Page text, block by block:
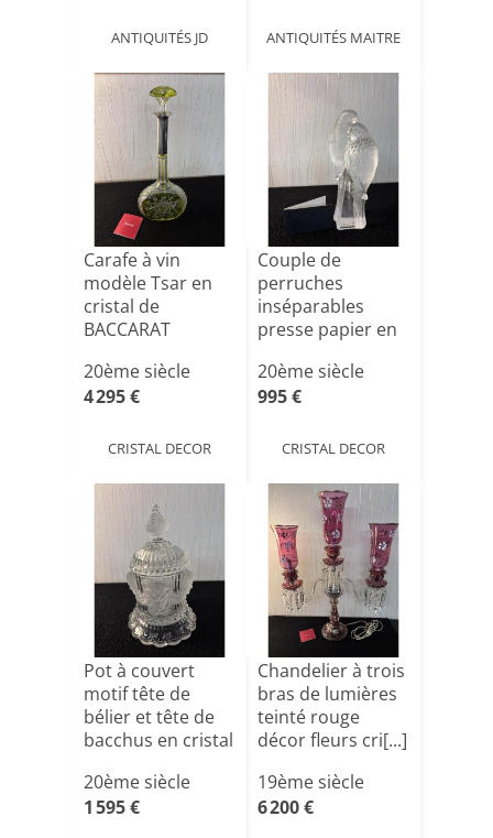
ANTIQUITÉS JD ANTIQUITÉS MAITRE
Carafe à vin
modèle Tsar en
cristal de
BACCARAT
20ème siècle
4 295 €
CRISTAL DECOR
Couple de
perruches
inséparables
presse papier en
20ème siècle
995 €
CRISTAL DECOR
Pot à couvert
motif tête de
bélier et tête de
bacchus en cristal
20ème siècle
1 595 €
Chandelier à trois
bras de lumières
teinté rouge
décor fleurs cri[...]
19ème siècle
6 200 €